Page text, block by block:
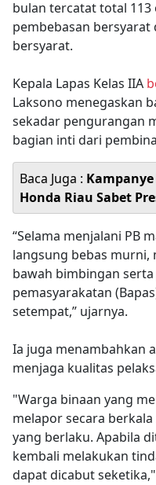
bulan tercatat total
pembebasan bersyarat
bersyarat.
Kepala Lapas Kelas IIA
Laksono menegaskan
sekadar pengurangan
bagian inti dari
Baca Juga :
Honda Riau Sabet
“Selama menjalani PB
langsung bebas murni,
bawah bimbingan
pemasyarakatan
setempat,” ujarnya.
Ia juga menambahkan
menjaga kualitas
"Warga binaan yang
melapor secara
yang berlaku. Apabila
kembali melakukan
dapat dicabut